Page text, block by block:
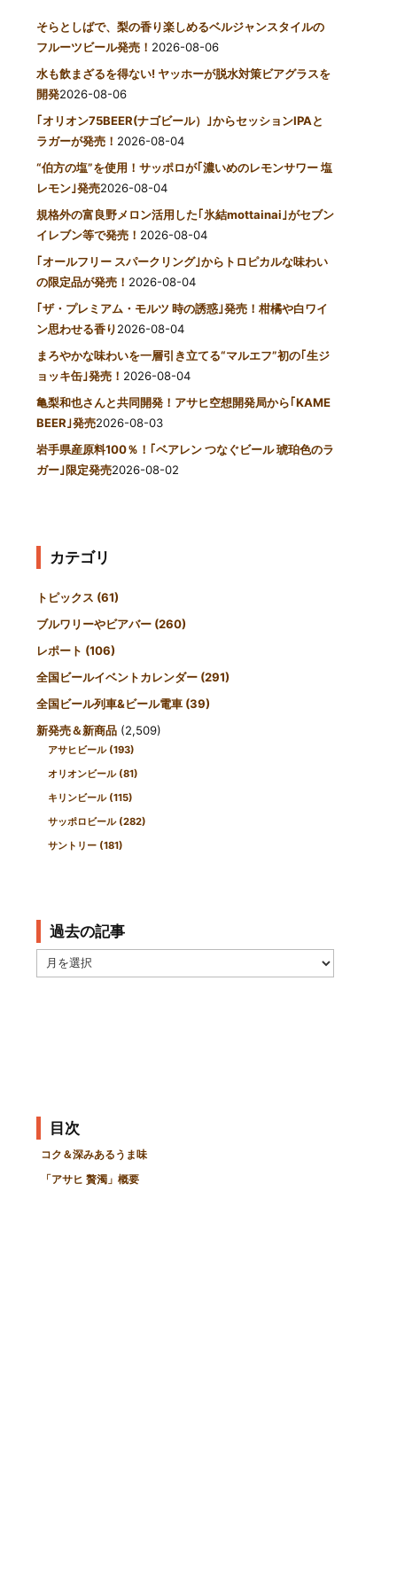
そらとしばで、梨の香り楽しめるベルジャンスタイルの
フルーツビール発売！ 2026-08-06
水も飲まざるを得ない! ヤッホーが脱水対策ビアグラスを
開発2026-08-06
｢オリオン75BEER(ナゴビール）｣からセッションIPAと
ラガーが発売！ 2026-08-04
“伯方の塩”を使用！サッポロが｢濃いめのレモンサワー 塩
レモン｣発売2026-08-04
規格外の富良野メロン活用した｢氷結mottainai｣がセブン
イレブン等で発売！ 2026-08-04
｢オールフリー スパークリング｣からトロピカルな味わい
の限定品が発売！ 2026-08-04
｢ザ・プレミアム・モルツ 時の誘惑｣発売！柑橘や白ワイ
ン思わせる香り2026-08-04
まろやかな味わいを一層引き立てる“マルエフ”初の｢生ジ
ョッキ缶｣発売！ 2026-08-04
亀梨和也さんと共同開発！アサヒ空想開発局から｢KAME
BEER｣発売2026-08-03
岩手県産原料100％！｢ベアレン つなぐビール 琥珀色のラ
ガー｣限定発売2026-08-02
カテゴリ
トピックス (61)
ブルワリーやビアバー (260)
レポート (106)
全国ビールイベントカレンダー (291)
全国ビール列車&ビール電車 (39)
新発売＆新商品 (2,509)
アサヒビール (193)
オリオンビール (81)
キリンビール (115)
サッポロビール (282)
サントリー (181)
過去の記事
去
目次
コク＆深みあるうま味
「アサヒ 贅濁」概要